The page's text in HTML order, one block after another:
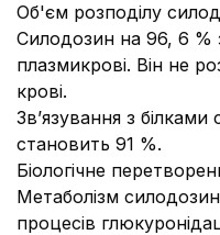
Об'єм розподілу
Силодозин на 96, 6 %
плазмикрові. Він не
крові.
Зв’язування з
становить 91 %.
Біологічне
Метаболізм
процесів